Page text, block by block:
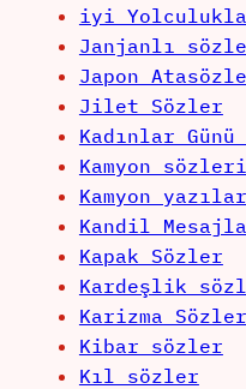
iyi
Janjanlı
Japon
Jilet Sözler
Kadınlar
Kamyon sözleri
Kamyon
Kandil
Kapak Sözler
Kardeşlik
Karizma Sözler
Kibar sözler
Kıl sözler